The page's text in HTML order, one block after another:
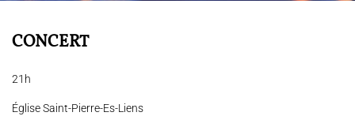
CONCERT
21h
Église Saint-Pierre-Es-Liens